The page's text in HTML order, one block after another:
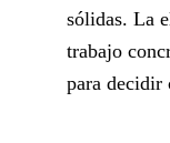
sólidas. La
trabajo
para decidir